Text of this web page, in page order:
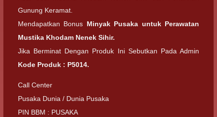
Gunung Keramat.
Mendapatkan Bonus Minyak Pusaka untuk Perawatan
Mustika Khodam Nenek Sihir.
Jika Berminat Dengan Produk Ini Sebutkan Pada Admin
Kode Produk : P5014.
Call Center
Pusaka Dunia / Dunia Pusaka
PIN BBM : PUSAKA